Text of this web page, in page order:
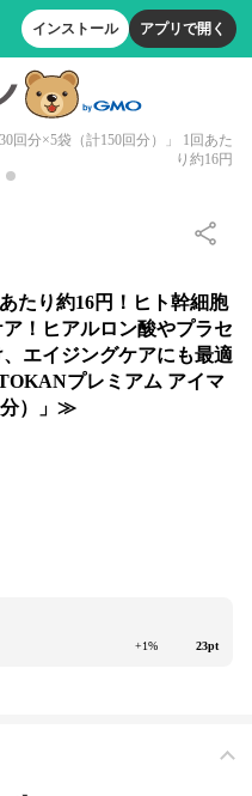
インストール アプリで開く
回分×5袋（計150回分）」 1回あた
り約16円
たり約16円！ヒト幹細胞
！ヒアルロン酸やプラセ
エイジングケアにも最適
プレミアム アイマ
分）」≫
+1% 23pt